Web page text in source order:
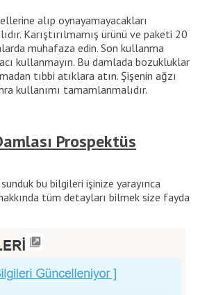
alıp oynayamayacakları
Karıştırılmamış ürünü ve paketi 20
muhafaza edin. Son kullanma
kullanmayın. Bu damlada bozukluklar
tıbbi atıklara atın. Şişenin ağzı
kullanımı tamamlanmalıdır.
Prospektüs
bu bilgileri işinize yarayınca
tüm detayları bilmek size fayda